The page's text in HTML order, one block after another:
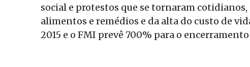
social e protestos que se tornaram
alimentos e remédios e da alta do custo de
2015 e o FMI prevê 700% para o